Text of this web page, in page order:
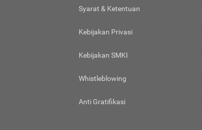
Syarat & Ketentuan
Kebijakan Privasi
Kebijakan SMKI
Whistleblowing
Anti Gratifikasi